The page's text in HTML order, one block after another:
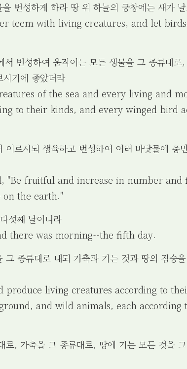
번성하게 하라 땅 위 하늘의 궁창에는 새가
teem with living creatures, and let
번성하여 움직이는 모든 생물을 그 종류대
기에 좋았더라
of the sea and every living and
to their kinds, and every winged bird
르시되 생육하고 번성하여 여러 바닷물에 충
"Be fruitful and increase in number
on the earth."
섯째 날이니라
there was morning--the fifth day.
종류대로 내되 가축과 기는 것과 땅의 짐승
produce living creatures according to
and wild animals, each according
로, 가축을 그 종류대로, 땅에 기는 모든 것을